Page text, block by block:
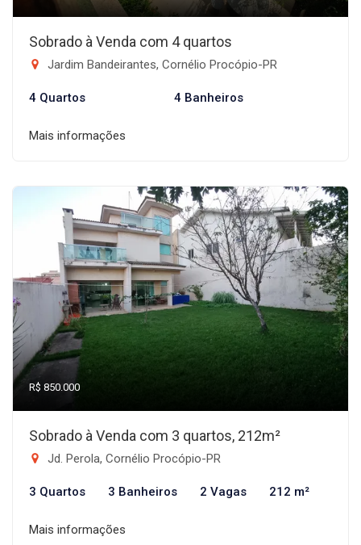
Sobrado à Venda com 4 quartos
Jardim Bandeirantes, Cornélio Procópio-PR
4 Quartos 4 Banheiros
Mais informações
R$ 850.000
Sobrado à Venda com 3 quartos, 212m²
Jd. Perola, Cornélio Procópio-PR
3 Quartos 3 Banheiros 2 Vagas 212 m²
Mais informações